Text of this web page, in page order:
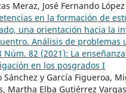
Meraz, José Fernando
en la formación de
una orientación hacia la
Análisis de problemas
Núm. 82 (2021): La
en los posgrados I
Sánchez y García Figueroa,
Martha Elba Gutiérrez